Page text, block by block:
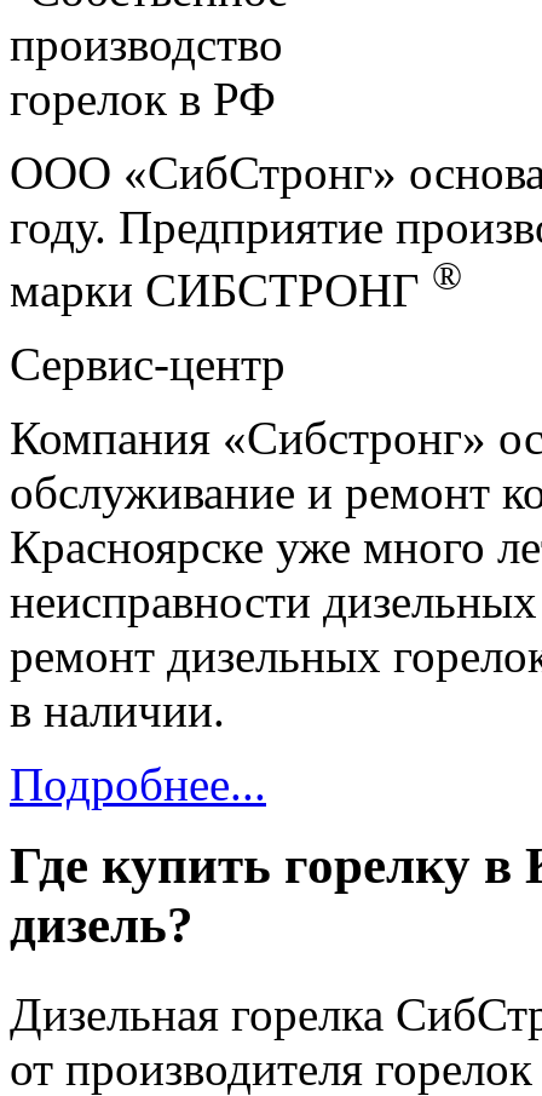
ООО «СибСтронг»
году. Предприятие
марки СИБСТРОНГ ®
Сервис-центр
Компания «Сибстронг»
обслуживание и ремонт
Красноярске уже много
неисправности
ремонт дизельных
в наличии.
Подробнее...
Где купить горелку в
дизель?
Дизельная горелка
от производителя